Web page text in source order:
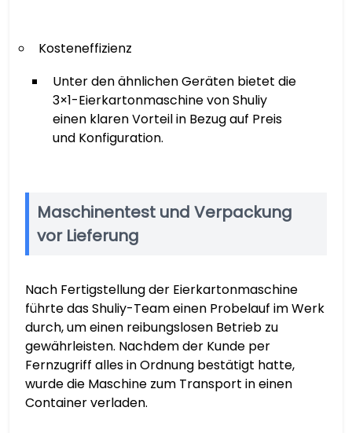
Kosteneffizienz
Unter den ähnlichen Geräten bietet die
3×1-Eierkartonmaschine von Shuliy
einen klaren Vorteil in Bezug auf Preis
und Konfiguration.
Maschinentest und Verpackung
vor Lieferung
Nach Fertigstellung der Eierkartonmaschine
führte das Shuliy-Team einen Probelauf im Werk
durch, um einen reibungslosen Betrieb zu
gewährleisten. Nachdem der Kunde per
Fernzugriff alles in Ordnung bestätigt hatte,
wurde die Maschine zum Transport in einen
Container verladen.